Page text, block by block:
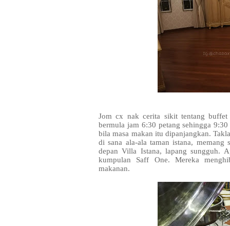
Jom cx nak cerita sikit tentang
bermula jam 6:30 petang sehingga
bila masa makan itu dipanjangkan.
di sana ala-ala taman istana,
depan Villa Istana, lapang sungguh.
kumpulan Saff One. Mereka
makanan.